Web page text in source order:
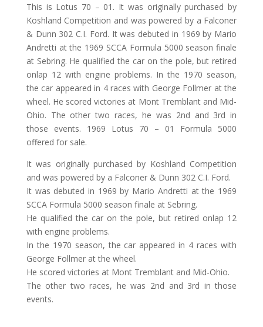
This is Lotus 70 – 01. It was originally purchased by
Koshland Competition and was powered by a Falconer
& Dunn 302 C.I. Ford. It was debuted in 1969 by Mario
Andretti at the 1969 SCCA Formula 5000 season finale
at Sebring. He qualified the car on the pole, but retired
onlap 12 with engine problems. In the 1970 season,
the car appeared in 4 races with George Follmer at the
wheel. He scored victories at Mont Tremblant and Mid-
Ohio. The other two races, he was 2nd and 3rd in
those events. 1969 Lotus 70 – 01 Formula 5000
offered for sale.
It was originally purchased by Koshland Competition
and was powered by a Falconer & Dunn 302 C.I. Ford.
It was debuted in 1969 by Mario Andretti at the 1969
SCCA Formula 5000 season finale at Sebring.
He qualified the car on the pole, but retired onlap 12
with engine problems.
In the 1970 season, the car appeared in 4 races with
George Follmer at the wheel.
He scored victories at Mont Tremblant and Mid-Ohio.
The other two races, he was 2nd and 3rd in those
events.